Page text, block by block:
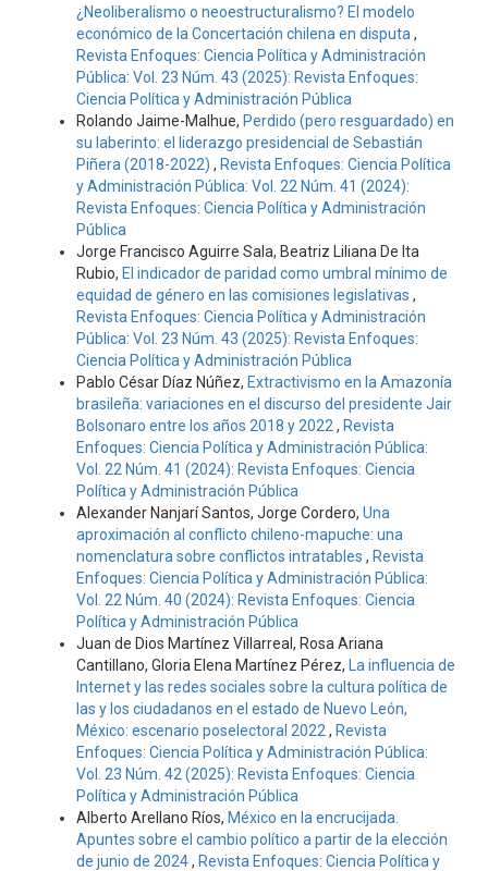
¿Neoliberalismo o neoestructuralismo? El modelo
económico de la Concertación chilena en disputa ,
Revista Enfoques: Ciencia Política y Administración
Pública: Vol. 23 Núm. 43 (2025): Revista Enfoques:
Ciencia Política y Administración Pública
Rolando Jaime-Malhue, Perdido (pero resguardado) en
su laberinto: el liderazgo presidencial de Sebastián
Piñera (2018-2022) , Revista Enfoques: Ciencia Política
y Administración Pública: Vol. 22 Núm. 41 (2024):
Revista Enfoques: Ciencia Política y Administración
Pública
Jorge Francisco Aguirre Sala, Beatriz Liliana De Ita
Rubio, El indicador de paridad como umbral mínimo de
equidad de género en las comisiones legislativas ,
Revista Enfoques: Ciencia Política y Administración
Pública: Vol. 23 Núm. 43 (2025): Revista Enfoques:
Ciencia Política y Administración Pública
Pablo César Díaz Núñez, Extractivismo en la Amazonía
brasileña: variaciones en el discurso del presidente Jair
Bolsonaro entre los años 2018 y 2022 , Revista
Enfoques: Ciencia Política y Administración Pública:
Vol. 22 Núm. 41 (2024): Revista Enfoques: Ciencia
Política y Administración Pública
Alexander Nanjarí Santos, Jorge Cordero, Una
aproximación al conflicto chileno-mapuche: una
nomenclatura sobre conflictos intratables , Revista
Enfoques: Ciencia Política y Administración Pública:
Vol. 22 Núm. 40 (2024): Revista Enfoques: Ciencia
Política y Administración Pública
Juan de Dios Martínez Villarreal, Rosa Ariana
Cantillano, Gloria Elena Martínez Pérez,
La influencia de
Internet y las redes sociales sobre la cultura política de
las y los ciudadanos en el estado de Nuevo León,
México: escenario poselectoral 2022 , Revista
Enfoques: Ciencia Política y Administración Pública:
Vol. 23 Núm. 42 (2025): Revista Enfoques: Ciencia
Política y Administración Pública
Alberto Arellano Ríos, México en la encrucijada.
Apuntes sobre el cambio político a partir de la elección
de junio de 2024, Revista Enfoques: Ciencia Política y